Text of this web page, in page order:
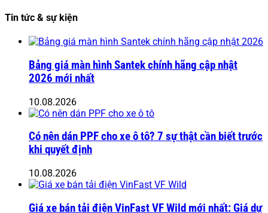
Tin tức & sự kiện
Bảng giá màn hình Santek chính hãng cập nhật
2026 mới nhất
10.08.2026
Có nên dán PPF cho xe ô tô? 7 sự thật cần biết trước
khi quyết định
10.08.2026
Giá xe bán tải điện VinFast VF Wild mới nhất: Giá dự